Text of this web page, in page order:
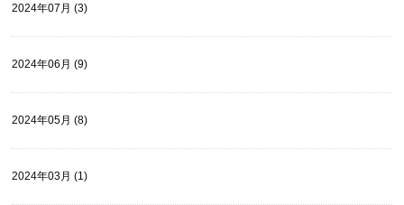
2024年07月 (3)
2024年06月 (9)
2024年05月 (8)
2024年03月 (1)